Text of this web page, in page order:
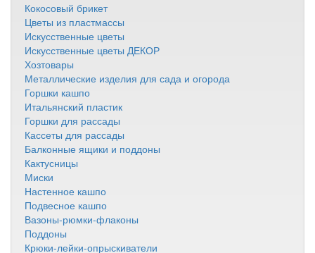
Кокосовый брикет
Цветы из пластмассы
Искусственные цветы
Искусственные цветы ДЕКОР
Хозтовары
Металлические изделия для сада и огорода
Горшки кашпо
Итальянский пластик
Горшки для рассады
Кассеты для рассады
Балконные ящики и поддоны
Кактусницы
Миски
Настенное кашпо
Подвесное кашпо
Вазоны-рюмки-флаконы
Поддоны
Крюки-лейки-опрыскиватели